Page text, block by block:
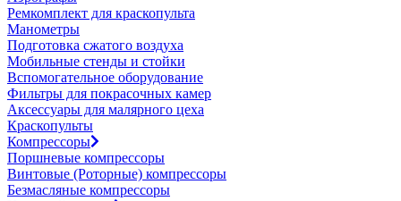
Ремкомплект для краскопульта
Манометры
Подготовка сжатого воздуха
Мобильные стенды и стойки
Вспомогательное оборудование
Фильтры для покрасочных камер
Аксессуары для малярного цеха
Краскопульты
Компрессоры
Поршневые компрессоры
Винтовые (Роторные) компрессоры
Безмасляные компрессоры